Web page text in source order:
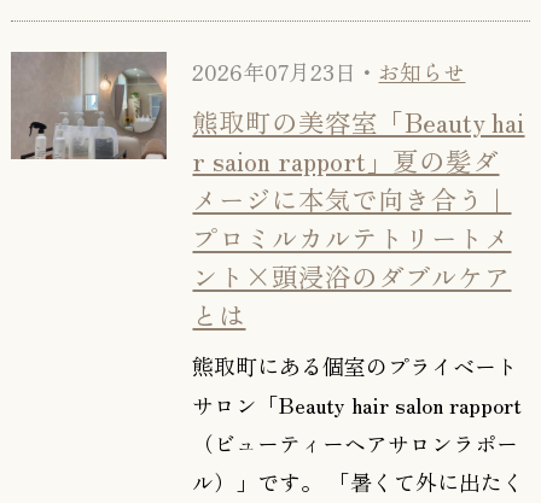
2026年07月23日・ お知らせ
熊取町の美容室「Beauty hai
r saion rapport」夏の髪ダ
メージに本気で向き合う｜
プロミルカルテトリートメ
ント×頭浸浴のダブルケア
とは
熊取町にある個室のプライベート
サロン「Beauty hair salon rapport
（ビューティーヘアサロンラポー
ル）」です。 「暑くて外に出たく